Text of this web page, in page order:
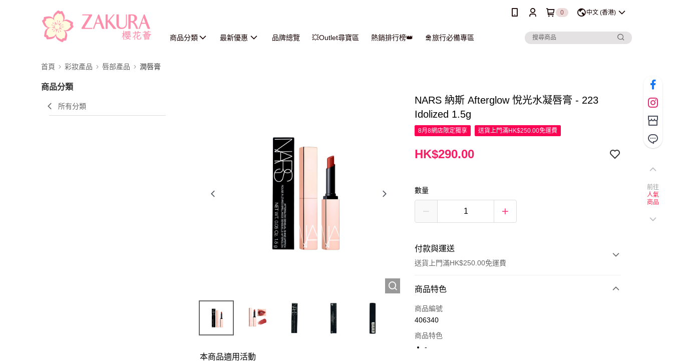
0 中文 (香港)
商品分類 最新優惠 品牌總覽 💥Outlet尋寶區 熱銷排行榜👑 🛅旅行必備專區
首頁 彩妝產品 唇部產品 潤唇膏
商品分類
所有分類
本商品適用活動
NARS 納斯 Afterglow 悅光水凝唇膏 - 223
Idolized 1.5g
8月8網店限定獨享 送貨上門滿HK$250.00免運費
HK$290.00
數量
付款與運送
送貨上門滿HK$250.00免運費
付款方式
信用卡
商品特色
商品編號
406340
商品特色
-
前往
人氣
商品